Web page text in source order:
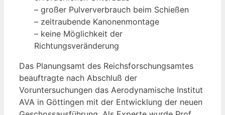
– großer Pulververbrauch beim Schießen
– zeitraubende Kanonenmontage
– keine Möglichkeit der
Richtungsveränderung
Das Planungsamt des Reichsforschungsamtes
beauftragte nach Abschluß der
Voruntersuchungen das Aerodynamische Institut
AVA in Göttingen mit der Entwicklung der neuen